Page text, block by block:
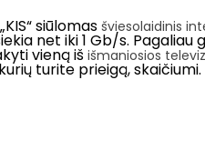
siūlomas šviesolaidinis
net iki 1 Gb/s.
vieną išišmaniosios
turite prieigą,